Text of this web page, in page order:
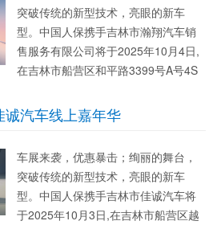
突破传统的新型技术，亮眼的新车
型。中国人保携手吉林市瀚翔汽车销
售服务有限公司将于2025年10月4日,
在吉林市船营区和平路3399号A号4S
活动将开启车展新模式，不一样的购
车体验，更加贴心的服务，只等你的
汽车线上嘉年华
车展来袭，优惠暴击；绚丽的舞台，
突破传统的新型技术，亮眼的新车
型。中国人保携手吉林市佳诚汽车将
于2025年10月3日,在吉林市船营区越